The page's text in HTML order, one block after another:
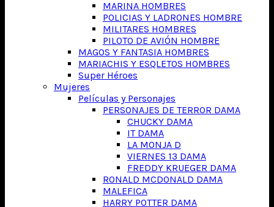
MARINA HOMBRES
POLICIAS Y LADRONES HOMBRE
MILITARES HOMBRES
PILOTO DE AVIÓN HOMBRE
MAGOS Y FANTASIA HOMBRES
MARIACHIS Y ESQLETOS HOMBRES
Super Héroes
Mujeres
Películas y Personajes
PERSONAJES DE TERROR DAMA
CHUCKY DAMA
IT DAMA
LA MONJA D
VIERNES 13 DAMA
FREDDY KRUEGER DAMA
RONALD MCDONALD DAMA
MALEFICA
HARRY POTTER DAMA